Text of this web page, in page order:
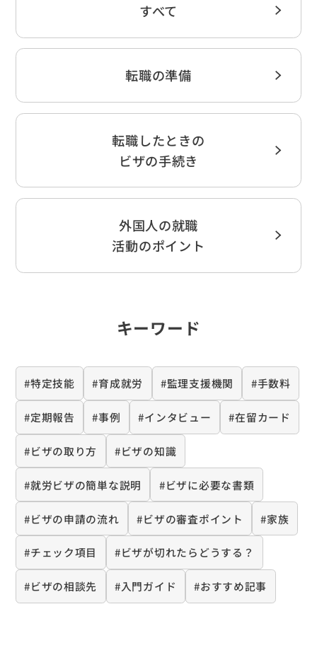
すべて
転職の準備
転職したときの
ビザの手続き
外国人の就職
活動のポイント
キーワード
#特定技能 #育成就労 #監理支援機関 #手数料
#定期報告 #事例 #インタビュー #在留カード
#ビザの取り方 #ビザの知識
#就労ビザの簡単な説明 #ビザに必要な書類
#ビザの申請の流れ #ビザの審査ポイント #家族
#チェック項目 #ビザが切れたらどうする？
#ビザの相談先 #入門ガイド #おすすめ記事